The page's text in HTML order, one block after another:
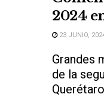
2024
23 JUNIO,
Grandes
de la